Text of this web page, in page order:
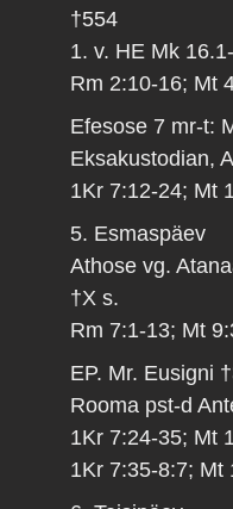
†554
1. v. HE Mk
Rm 2:10-16; Mt
Efesose 7 mr-t:
Eksakustodian,
1Kr 7:12-24; Mt
5. Esmaspäev
Athose vg.
†X s.
Rm 7:1-13; Mt
EP. Mr. Eusigni
Rooma pst-d
1Kr 7:24-35; Mt
1Kr 7:35-8:7; Mt